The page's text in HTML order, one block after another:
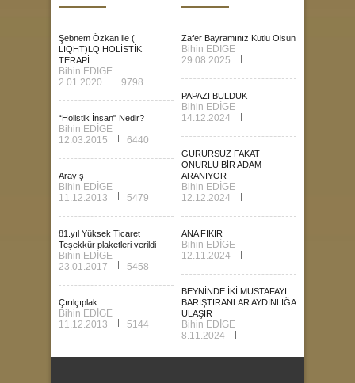
Şebnem Özkan ile (
LIQHT)LQ HOLİSTİK
TERAPİ
Bihin EDİGE
2.01.2020
9798
“Holistik İnsan" Nedir?
Bihin EDİGE
12.03.2015
6440
Arayış
Bihin EDİGE
11.12.2013
5479
81.yıl Yüksek Ticaret
Teşekkür plaketleri verildi
Bihin EDİGE
23.01.2017
5458
Çırılçıplak
Bihin EDİGE
11.12.2013
5144
Zafer Bayramınız Kutlu Olsun
Bihin EDİGE
29.08.2025
PAPAZI BULDUK
Bihin EDİGE
14.12.2024
GURURSUZ FAKAT
ONURLU BİR ADAM
ARANIYOR
Bihin EDİGE
12.12.2024
ANA FİKİR
Bihin EDİGE
12.11.2024
BEYNİNDE İKİ MUSTAFAYI
BARIŞTIRANLAR AYDINLIĞA
ULAŞIR
Bihin EDİGE
8.11.2024